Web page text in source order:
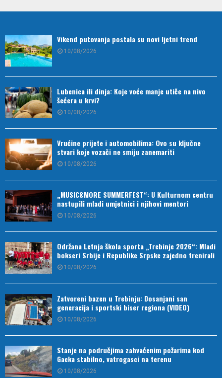
Vikend putovanja postala su novi ljetni trend
10/08/2026
Lubenica ili dinja: Koje voće manje utiče na nivo
šećera u krvi?
10/08/2026
Vrućine prijete i automobilima: Ovo su ključne
stvari koje vozači ne smiju zanemariti
10/08/2026
„MUSIC&MORE SUMMERFEST“: U Kulturnom centru
nastupili mladi umjetnici i njihovi mentori
10/08/2026
Održana Letnja škola sporta „Trebinje 2026“: Mladi
bokseri Srbije i Republike Srpske zajedno trenirali
10/08/2026
Zatvoreni bazen u Trebinju: Dosanjani san
generacija i sportski biser regiona (VIDEO)
10/08/2026
Stanje na područjima zahvaćenim požarima kod
Gacka stabilno, vatrogasci na terenu
10/08/2026